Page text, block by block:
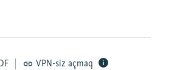
VPN-siz açmaq